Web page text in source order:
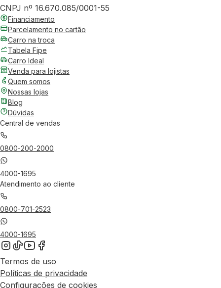
CNPJ nº 16.670.085/0001-55
Financiamento
Parcelamento no cartão
Carro na troca
Tabela Fipe
Carro Ideal
Venda para lojistas
Quem somos
Nossas lojas
Blog
Dúvidas
Central de vendas
0800-200-2000
4000-1695
Atendimento ao cliente
0800-701-2523
4000-1695
Termos de uso
Políticas de privacidade
Configurações de cookies